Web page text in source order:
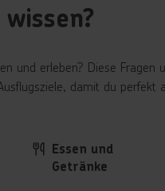
und erleben? Diese Fragen
damit du perfekt
Essen und
Getränke